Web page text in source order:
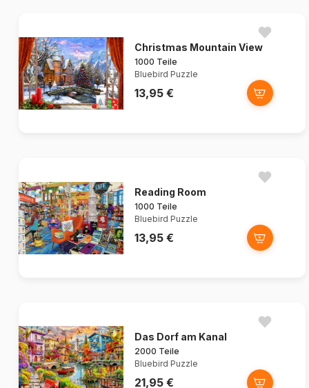
Christmas Mountain View
1000 Teile
Bluebird Puzzle
13,95 €
Reading Room
1000 Teile
Bluebird Puzzle
13,95 €
Das Dorf am Kanal
2000 Teile
Bluebird Puzzle
21,95 €